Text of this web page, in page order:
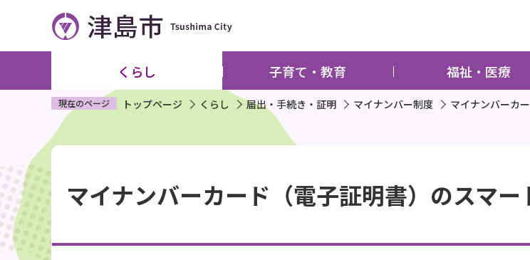
ペ
ジ
で
す
くらし 子育て・教育 福祉・医療
現在のページ トップページ くらし 届出・手続き・証明 マイナンバー制度 マイナンバーカ
文
こ
こ
か
ら
マイナンバーカード（電子証明書）のスマ